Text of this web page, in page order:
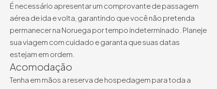
É necessário apresentar um comprovante de passagem
aérea de ida e volta, garantindo que você não pretenda
permanecer na Noruega por tempo indeterminado. Planeje
sua viagem com cuidado e garanta que suas datas
estejam em ordem.
Acomodação
Tenha em mãos a reserva de hospedagem para toda a